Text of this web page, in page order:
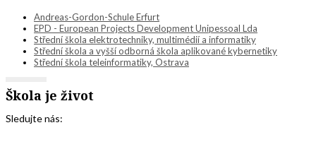
Andreas-Gordon-Schule Erfurt
EPD - European Projects Development Unipessoal Lda
Střední škola elektrotechniky, multimédií a informatiky
Střední škola a vyšší odborná škola aplikované kybernetiky
Střední škola teleinformatiky, Ostrava
Škola je život
Sledujte nás: